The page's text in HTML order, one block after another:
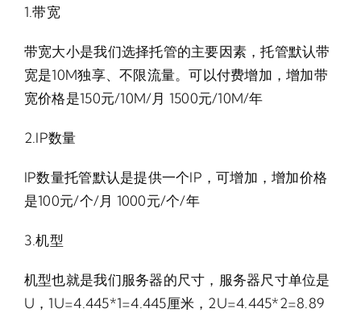
1.带宽
带宽大小是我们选择托管的主要因素，托管默认带
宽是10M独享、不限流量。可以付费增加，增加带
宽价格是150元/10M/月 1500元/10M/年
2.IP数量
IP数量托管默认是提供一个IP，可增加，增加价格
是100元/个/月 1000元/个/年
3.机型
机型也就是我们服务器的尺寸，服务器尺寸单位是
U，1U=4.445*1=4.445厘米，2U=4.445*2=8.89